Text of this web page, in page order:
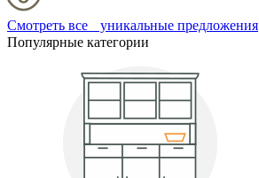
Смотреть все уникальные предложения
Популярные категории